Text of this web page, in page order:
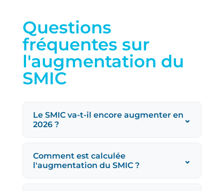
Questions
fréquentes sur
l'augmentation du
SMIC
Le SMIC va-t-il encore augmenter en
2026 ?
⌄
Comment est calculée
l'augmentation du SMIC ?
⌄